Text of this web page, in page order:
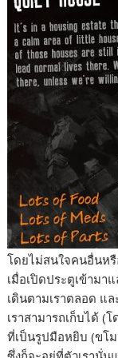
e
b
o
o
k
s
e
n
e
e
โดยไม่สนใจคนอื่นห
เมื่อเปิดประตูเข้ามา
เดินตามเราตลอด แ
เราสามารถเก็บได้
ที่เป็นรูปมือหยิบ (ขโ